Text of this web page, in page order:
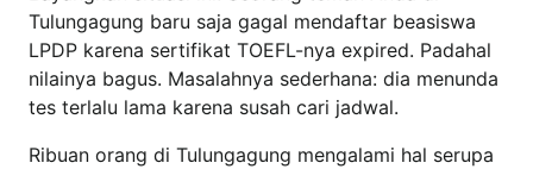
Tulungagung baru saja gagal mendaftar beasiswa
LPDP karena sertifikat TOEFL-nya expired. Padahal
nilainya bagus. Masalahnya sederhana: dia menunda
tes terlalu lama karena susah cari jadwal.
Ribuan orang di Tulungagung mengalami hal serupa